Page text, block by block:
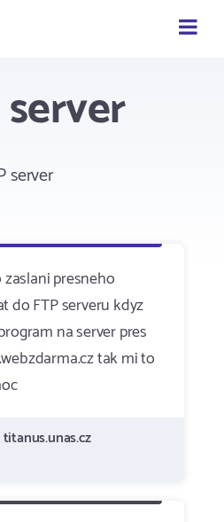
presneho
do FTP serveru kdyz
na server pres
tak mi to
titanus.unas.cz